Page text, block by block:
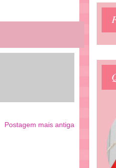
Postagem mais antiga